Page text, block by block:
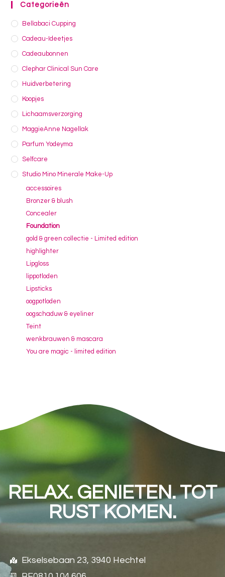
Categorieën
Bellabaci Cupping
Cadeau-Ideetjes
Cadeaubonnen
Clephar Clinical Sun Care
Huidverbetering
Koopjes
Lichaamsverzorging
MaggieAnne Nagellak
Parfum Yodeyma
Selfcare
Studio Mino Minerale Make-Up
accessoires
Bronzer & blush
Concealer
Foundation
gold & green collectie - Limited edition
highlighter
Lipgloss
lippotloden
Lipsticks
oogpotloden
oogschaduw & eyeliner
Teint
wenkbrauwen & mascara
You are magic - limited edition
RELAX. GENIETEN. TOT
RUST KOMEN.
Ekselsebaan 23, 3940 Hechtel